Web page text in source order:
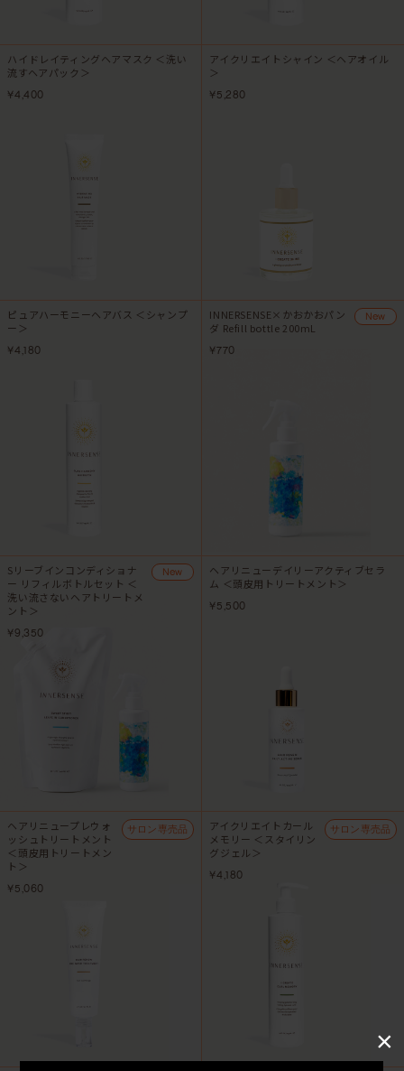
×
ハイドレイティングヘアマスク ＜洗い
流すヘアパック＞
¥4,400
アイクリエイトシャイン ＜ヘアオイル
＞
¥5,280
ピュアハーモニーヘアバス ＜シャンプ
ー＞
¥4,180
INNERSENSE×かおかおパン
ダ Refill bottle 200mL
¥770
New
Sリーブインコンディショナ
ー リフィルボトルセット ＜
洗い流さないヘアトリートメ
ント＞
¥9,350
New
ヘアリニューデイリーアクティブセラ
ム ＜頭皮用トリートメント＞
¥5,500
ヘアリニュープレウォ
ッシュトリートメント
＜頭皮用トリートメン
ト＞
¥5,060
サロン専売品
アイクリエイトカール
メモリー ＜スタイリン
グジェル＞
¥4,180
サロン専売品